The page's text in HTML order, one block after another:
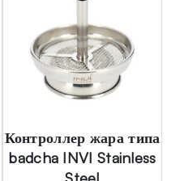
Контроллер жара типа
badcha INVI Stainless